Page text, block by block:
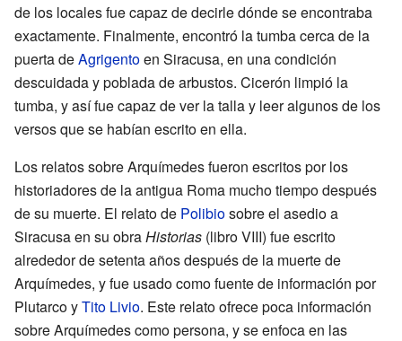
de los locales fue capaz de decirle dónde se encontraba
exactamente. Finalmente, encontró la tumba cerca de la
puerta deAgrigentoen Siracusa, en una condición
descuidada y poblada de arbustos. Cicerón limpió la
tumba, y así fue capaz de ver la talla y leer algunos de los
versos que se habían escrito en ella.
Los relatos sobre Arquímedes fueron escritos por los
historiadores de la antigua Roma mucho tiempo después
de su muerte. El relato de Polibiosobre el asedio a
Siracusa en su obraHistorias (libro VIII) fue escrito
alrededor de setenta años después de la muerte de
Arquímedes, y fue usado como fuente de información por
Plutarco yTito Livio. Este relato ofrece poca información
sobre Arquímedes como persona, y se enfoca en las